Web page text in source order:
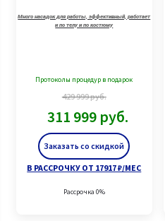
Заказать со скидкой
Много насадок для работы, эффективный, работает
и по телу и по костюму
Протоколы процедур в подарок
429 999руб.
311 999 руб.
В РАССРОЧКУ ОТ 17917 ₽/МЕС
Рассрочка 0%